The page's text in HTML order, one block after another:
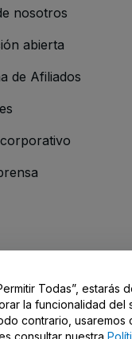
nosotros
abierta
de Afiliados
Ayuda / Contacto
Todas”, estarás
la funcionalidad del
contrario, usaremos
consultar nuestra